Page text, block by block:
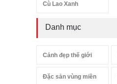
Cù Lao Xanh
Danh mục
Cảnh đẹp thế giới
Đặc sản vùng miền